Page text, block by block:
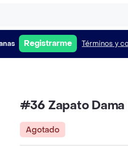
Registrarme Términos y
#36 Zapato Dama
Agotado